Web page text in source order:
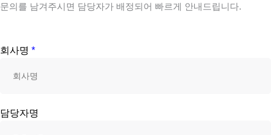
문의를 남겨주시면 담당자가 배정되어 빠르게 안내드립니다.
회사명 *
담당자명